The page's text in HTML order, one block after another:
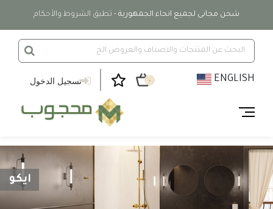
شحن مجانى لجميع انحاء الجمهورية - تطبق الشروط والأحكام
تسجيل الدخول ٠ ENGLISH
ايكو